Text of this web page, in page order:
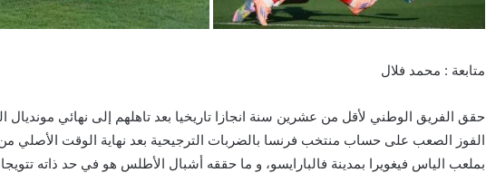
متابعة : محمد فلال
الفوز الصعب على حساب منتخب فرنسا بالضربات الترجيحية بعد نهاية الوقت الأصلي من
بملعب الياس فيغويرا بمدينة فالبارايسو، و ما حققه أشبال الأطلس هو في حد ذاته